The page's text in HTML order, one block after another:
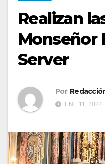
Realizan
Monseñor
Server
Por
ENE 11, 2024